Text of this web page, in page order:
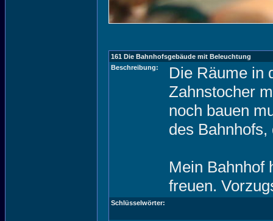
161 Die Bahnhofsgebäude mit Beleuchtung
Beschreibung:
Die Räume in
Zahnstocher
noch bauen
des
Mein Bahnhof
freuen.
Schlüsselwörter: